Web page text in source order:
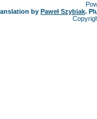
by Paweł Szybiak.